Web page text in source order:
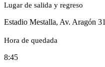
Lugar de salida y regreso
Estadio Mestalla, Av. Aragón
Hora de quedada
8:45